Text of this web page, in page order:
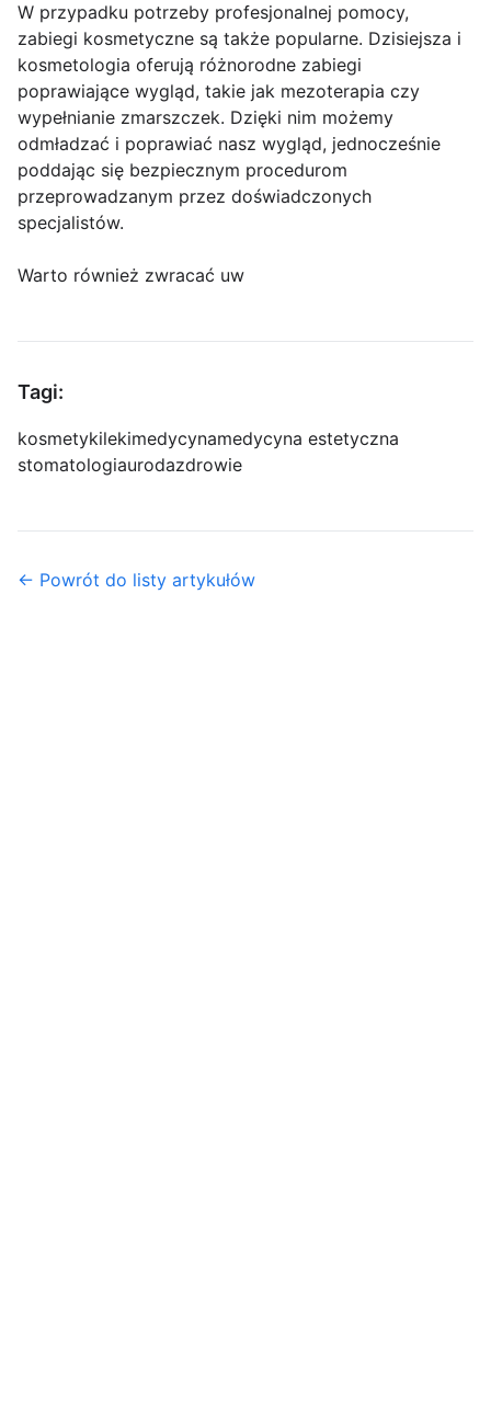
W przypadku potrzeby profesjonalnej pomocy,
zabiegi kosmetyczne są także popularne. Dzisiejsza i
kosmetologia oferują różnorodne zabiegi
poprawiające wygląd, takie jak mezoterapia czy
wypełnianie zmarszczek. Dzięki nim możemy
odmładzać i poprawiać nasz wygląd, jednocześnie
poddając się bezpiecznym procedurom
przeprowadzanym przez doświadczonych
specjalistów.
Warto również zwracać uw
Tagi:
kosmetykilekimedycynamedycyna estetyczna
stomatologiaurodazdrowie
← Powrót do listy artykułów